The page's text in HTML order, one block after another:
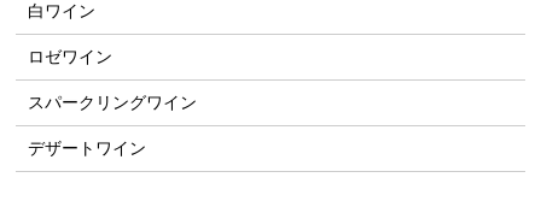
白ワイン
ロゼワイン
スパークリングワイン
デザートワイン